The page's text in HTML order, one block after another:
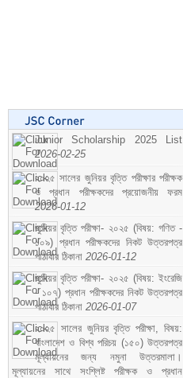
Junior Scholarship 2025 List
2026-02-25
২০২৫ সালের জুনিয়র বৃত্তি পরীক্ষার পরীক্ষক
ও প্রধান পরীক্ষকদের প্রয়োজনীয় ফরম
2026-01-12
জুনিয়র বৃত্তি পরীক্ষা- ২০২৫ (বিষয়: গণিত -
১০৯) প্রধান পরীক্ষকদের নিকট উত্তরপত্র
পাঠাবার ঠিকানা 2026-01-12
জুনিয়র বৃত্তি পরীক্ষা- ২০২৫ (বিষয়: ইংরেজি
- ১০৭) প্রধান পরীক্ষকদের নিকট উত্তরপত্র
পাঠাবার ঠিকানা 2026-01-07
২০২৫ সালের জুনিয়র বৃত্তি পরীক্ষা, বিষয়:
বাংলাদেশ ও বিশ্ব পরিচয় (১৫০) উত্তরপত্র
মূল্যায়নের জন্য নমুনা উত্তরমালা।
মূল্যায়নের সাথে সংশ্লিষ্ট পরীক্ষক ও প্রধান